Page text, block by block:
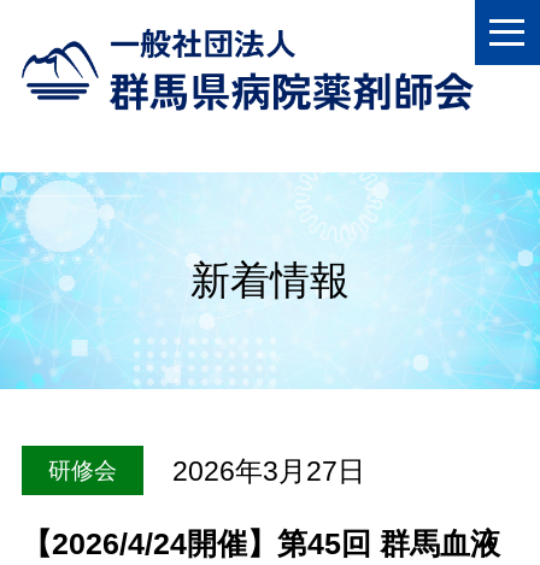
新着情報
研修会 2026年3月27日
【2026/4/24開催】第45回 群⾺⾎液